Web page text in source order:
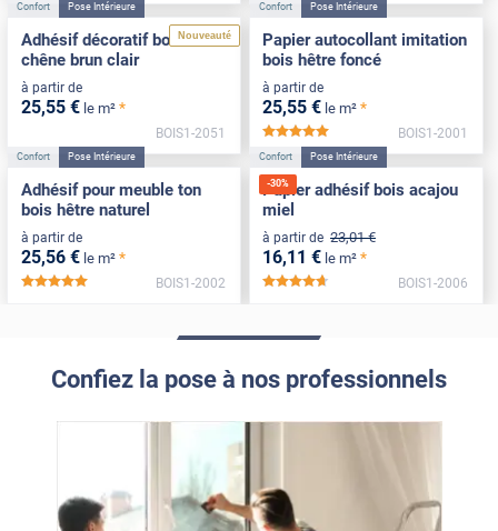
Nouveauté
Confort Pose Intérieure
Adhésif décoratif bois effet
chêne brun clair
à partir de
25,55 € le m² *
BOIS1-2051
Confort Pose Intérieure
Papier autocollant imitation
bois hêtre foncé
à partir de
25,55 € le m² *
BOIS1-2001
Confort Pose Intérieure
Adhésif pour meuble ton
bois hêtre naturel
à partir de
25,56 € le m² *
*****
BOIS1-2002
-30%
Confort Pose Intérieure
Papier adhésif bois acajou
miel
à partir de 23,01 €
16,11 € le m² *
*****
BOIS1-2006
Confiez la pose à nos professionnels